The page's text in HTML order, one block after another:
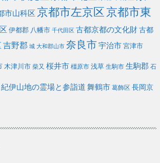
市山科区 京都市左京区京都市東
伊都郡 八幡市 千代田区 古都京都の文化財古都
吉野郡 城 大和郡山市 奈良市宇治市 宮津市
木津川市 柴又 桜井市 橿原市 浅草 生駒市 生駒郡 石
紀伊山地の霊場と参詣道 舞鶴市 葛飾区 長岡京